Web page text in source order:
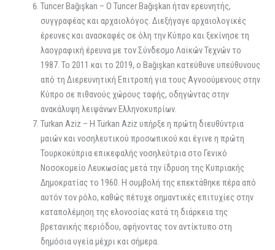
Tuncer Bağışkan – Ο Tuncer Bağışkan ήταν ερευνητής,
συγγραφέας και αρχαιολόγος. Διεξήγαγε αρχαιολογικές
έρευνες και ανασκαφές σε όλη την Κύπρο και ξεκίνησε τη
λαογραφική έρευνα με τον Σύνδεσμο Λαϊκών Τεχνών το
1987. Το 2011 και το 2019, ο Bağışkan κατεύθυνε υπεύθυνους
από τη Διερευνητική Επιτροπή για τους Αγνοούμενους στην
Κύπρο σε πιθανούς χώρους ταφής, οδηγώντας στην
ανακάλυψη λειψάνων Ελληνοκυπρίων.
Turkan Aziz – Η Türkan Aziz υπήρξε η πρώτη διευθύντρια
μαιών και νοσηλευτικού προσωπικού και έγινε η πρώτη
Τουρκοκύπρια επικεφαλής νοσηλεύτρια στο Γενικό
Νοσοκομείο Λευκωσίας μετά την ίδρυση της Κυπριακής
Δημοκρατίας το 1960. Η συμβολή της επεκτάθηκε πέρα από
αυτόν τον ρόλο, καθώς πέτυχε σημαντικές επιτυχίες στην
καταπολέμηση της ελονοσίας κατά τη διάρκεια της
βρετανικής περιόδου, αφήνοντας τον αντίκτυπο στη
δημόσια υγεία μέχρι και σήμερα.